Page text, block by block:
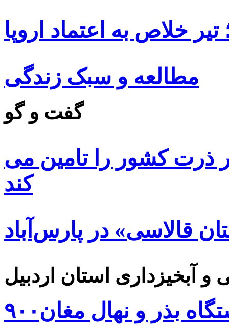
خلاص به اعتماد اروپا
مطالعه و سبک زندگی
گفت و گو
۸۵ درصد بذر ذرت کشور را تامین می
کند
قالاسی» در پارس‌آباد
۹۰۰هزار اصله نهال توسط ایستگاه بذر و نهال مغان